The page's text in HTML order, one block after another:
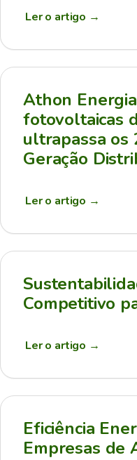
Ler o artigo →
Athon
fotovoltaicas
ultrapassa os
Geração
Ler o artigo →
Competitivo
Ler o artigo →
Eficiência
Empresas de